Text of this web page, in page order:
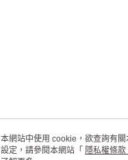
本網站中使用 cookie，欲查詢有
設定，請參閱本網站「 隱私權條款